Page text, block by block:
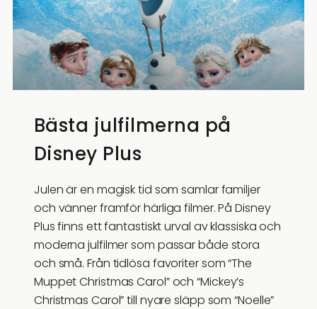
Bästa julfilmerna på
Disney Plus
Julen är en magisk tid som samlar familjer
och vänner framför härliga filmer. På Disney
Plus finns ett fantastiskt urval av klassiska och
moderna julfilmer som passar både stora
och små. Från tidlösa favoriter som “The
Muppet Christmas Carol” och “Mickey’s
Christmas Carol” till nyare släpp som “Noelle”